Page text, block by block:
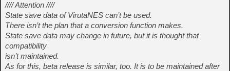
//// Attention ////
State save data of VirutaNES can’t be used.
There isn’t the plan that a conversion function makes.
State save data may change in future, but it is thought that
compatibility
isn’t maintained.
As for this, beta release is similar, too. It is to be maintained after